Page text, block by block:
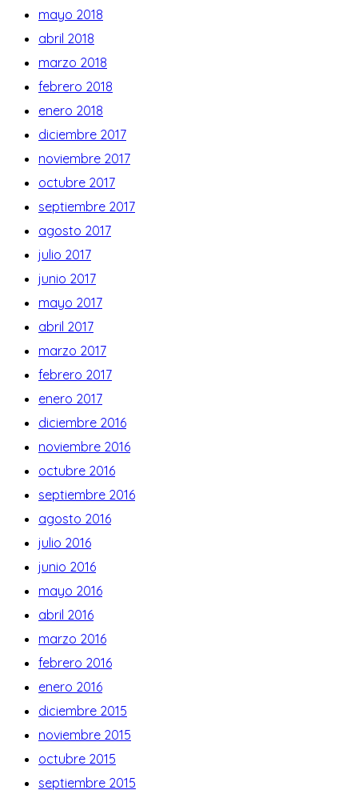
mayo 2018
abril 2018
marzo 2018
febrero 2018
enero 2018
diciembre 2017
noviembre 2017
octubre 2017
septiembre 2017
agosto 2017
julio 2017
junio 2017
mayo 2017
abril 2017
marzo 2017
febrero 2017
enero 2017
diciembre 2016
noviembre 2016
octubre 2016
septiembre 2016
agosto 2016
julio 2016
junio 2016
mayo 2016
abril 2016
marzo 2016
febrero 2016
enero 2016
diciembre 2015
noviembre 2015
octubre 2015
septiembre 2015